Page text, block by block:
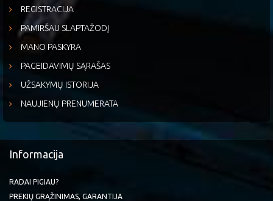
REGISTRACIJA
PAMIRŠAU SLAPTAŽODĮ
MANO PASKYRA
PAGEIDAVIMŲ SĄRAŠAS
UŽSAKYMŲ ISTORIJA
NAUJIENŲ PRENUMERATA
Informacija
RADAI PIGIAU?
PREKIŲ GRĄŽINIMAS, GARANTIJA